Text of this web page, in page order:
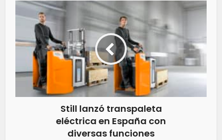
Still lanzó transpaleta
eléctrica en España con
diversas funciones